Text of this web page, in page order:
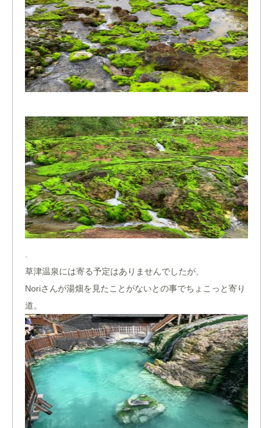
.
草津温泉には寄る予定はありませんでしたが、
Noriさんが湯畑を見たことがないとの事でちょこっと寄り
道。